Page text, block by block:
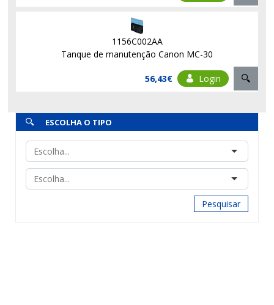
1156C002AA
Tanque de manutenção Canon MC-30
56,43€ Login
ESCOLHA O TIPO
Pesquisar